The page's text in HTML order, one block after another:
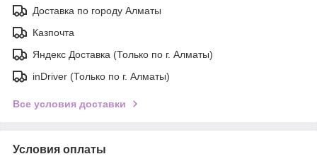
Доставка по городу Алматы
Казпочта
Яндекс Доставка (Только по г. Алматы)
inDriver (Только по г. Алматы)
Все условия доставки
Условия оплаты